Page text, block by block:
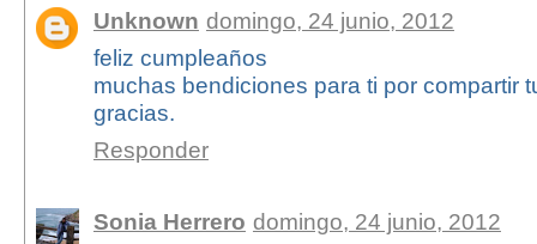
Unknown domingo, 24 junio, 2012
feliz cumpleaños
muchas bendiciones para ti por compartir
gracias.
Responder
Sonia Herrero domingo, 24 junio, 2012